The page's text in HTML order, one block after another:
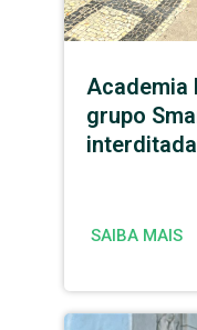
Academia
grupo
interditada
SAIBA MAIS